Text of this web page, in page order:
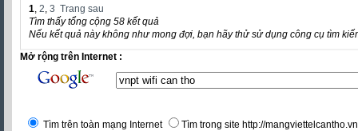
1, 2, 3 Trang sau
Tìm thấy tổng cộng 58 kết quả
Nếu kết quả này không như mong đợi, bạn hãy thử sử dụng công cụ tìm
Mở rộng trên Internet :
Tìm trên toàn mạng Internet Tìm trong site http://mangviettelcantho.vn